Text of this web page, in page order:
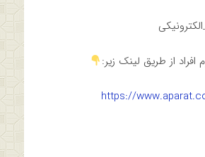
از طریق لینک زیر:
https://